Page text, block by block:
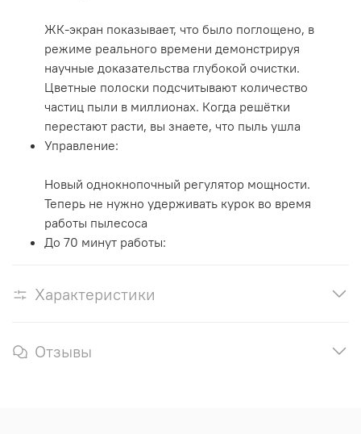
ЖК-экран показывает, что было поглощено, в
режиме реального времени демонстрируя
научные доказательства глубокой очистки.
Цветные полоски подсчитывают количество
частиц пыли в миллионах. Когда решётки
перестают расти, вы знаете, что пыль ушла
Управление:
Новый однокнопочный регулятор мощности.
Теперь не нужно удерживать курок во время
работы пылесоса
До 70 минут работы:
Характеристики
Отзывы